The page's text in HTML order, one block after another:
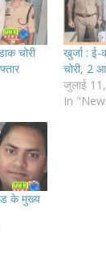
चोरी
खुर्जा : ई-
चोरी, 2
जुलाई
In
के मुख्य